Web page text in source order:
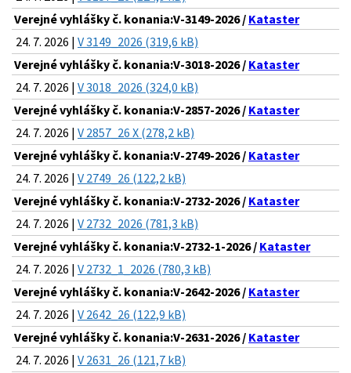
Verejné vyhlášky č. konania:V-3149-2026 / Kataster
24. 7. 2026 | V 3149_2026 (319,6 kB)
Verejné vyhlášky č. konania:V-3018-2026 / Kataster
24. 7. 2026 | V 3018_2026 (324,0 kB)
Verejné vyhlášky č. konania:V-2857-2026 / Kataster
24. 7. 2026 | V 2857_26 X (278,2 kB)
Verejné vyhlášky č. konania:V-2749-2026 / Kataster
24. 7. 2026 | V 2749_26 (122,2 kB)
Verejné vyhlášky č. konania:V-2732-2026 / Kataster
24. 7. 2026 | V 2732_2026 (781,3 kB)
Verejné vyhlášky č. konania:V-2732-1-2026 / Kataster
24. 7. 2026 | V 2732_1_2026 (780,3 kB)
Verejné vyhlášky č. konania:V-2642-2026 / Kataster
24. 7. 2026 | V 2642_26 (122,9 kB)
Verejné vyhlášky č. konania:V-2631-2026 / Kataster
24. 7. 2026 | V 2631_26 (121,7 kB)